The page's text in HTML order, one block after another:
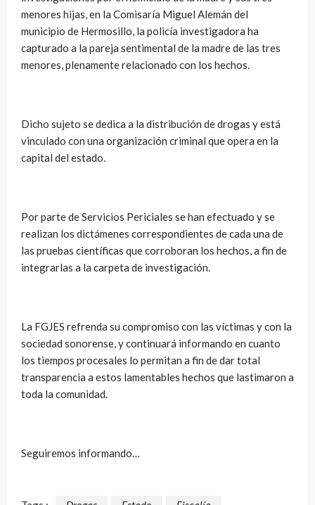
menores hijas, en la Comisaría Miguel Alemán del
municipio de Hermosillo, la policía investigadora ha
capturado a la pareja sentimental de la madre de las tres
menores, plenamente relacionado con los hechos.
Dicho sujeto se dedica a la distribución de drogas y está
vinculado con una organización criminal que opera en la
capital del estado.
Por parte de Servicios Periciales se han efectuado y se
realizan los dictámenes correspondientes de cada una de
las pruebas científicas que corroboran los hechos, a fin de
integrarlas a la carpeta de investigación.
La FGJES refrenda su compromiso con las víctimas y con la
sociedad sonorense, y continuará informando en cuanto
los tiempos procesales lo permitan a fin de dar total
transparencia a estos lamentables hechos que lastimaron a
toda la comunidad.
Seguiremos informando…